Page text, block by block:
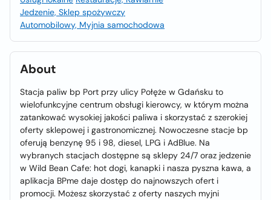
Jedzenie, Sklep spożywczy
Automobilowy, Myjnia samochodowa
About
Stacja paliw bp Port przy ulicy Połęże w Gdańsku to
wielofunkcyjne centrum obsługi kierowcy, w którym można
zatankować wysokiej jakości paliwa i skorzystać z szerokiej
oferty sklepowej i gastronomicznej. Nowoczesne stacje bp
oferują benzynę 95 i 98, diesel, LPG i AdBlue. Na
wybranych stacjach dostępne są sklepy 24/7 oraz jedzenie
w Wild Bean Cafe: hot dogi, kanapki i nasza pyszna kawa, a
aplikacja BPme daje dostęp do najnowszych ofert i
promocji. Możesz skorzystać z oferty naszych myjni